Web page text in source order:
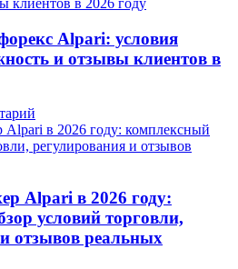
Alpari: условия
и отзывы клиентов в
Alpari в 2026 году:
условий торговли,
отзывов реальных